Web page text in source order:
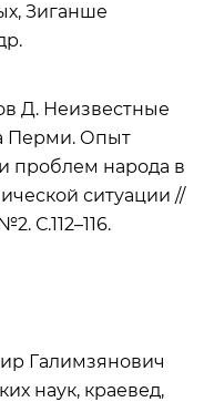
Зиганше
Д. Неизвестные
Перми. Опыт
проблем народа в
ситуации //
С.112–116.
Галимзянович
наук, краевед,